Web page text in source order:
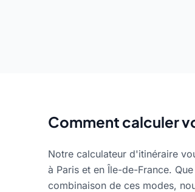
Comment calculer
Notre calculateur d'itinéraire
à Paris et en Île-de-France.
combinaison de ces modes,